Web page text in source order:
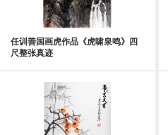
任训善国画虎作品《虎啸泉鸣》四
尺整张真迹